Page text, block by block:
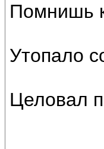
Помнишь
Утопало
Целовал